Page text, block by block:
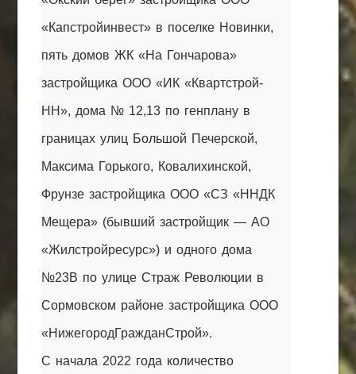
«Капстройинвест» в поселке Новинки,
пять домов ЖК «На Гончарова»
застройщика ООО «ИК «Квартстрой-
НН», дома № 12,13 по генплану в
границах улиц Большой Печерской,
Максима Горького, Ковалихинской,
Фрунзе застройщика ООО «СЗ «ННДК
Мещера» (бывший застройщик — АО
«Жилстройресурс») и одного дома
№23В по улице Страж Революции в
Сормовском районе застройщика ООО
«НижегородГражданСтрой».
С начала 2022 года количество